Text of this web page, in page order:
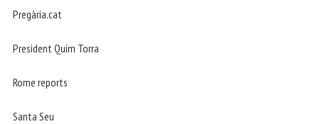
Pregària.cat
President Quim Torra
Rome reports
Santa Seu